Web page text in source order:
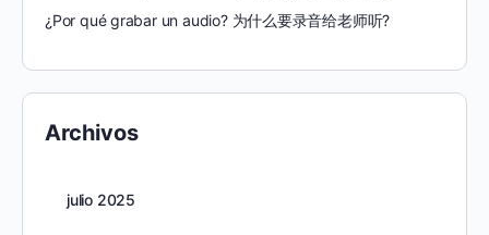
¿Por qué grabar un audio? 为什么要录音给老师听?
Archivos
julio 2025